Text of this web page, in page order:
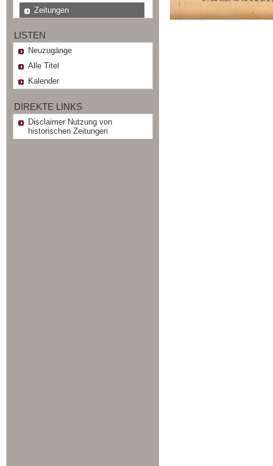
Zeitungen
LISTEN
Neuzugänge
Alle Titel
Kalender
DIREKTE LINKS
Disclaimer Nutzung von
historischen Zeitungen